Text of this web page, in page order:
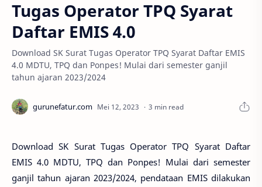
Tugas Operator TPQ Syarat
Daftar EMIS 4.0
Download SK Surat Tugas Operator TPQ Syarat Daftar EMIS
4.0 MDTU, TPQ dan Ponpes! Mulai dari semester ganjil
tahun ajaran 2023/2024
3 min read
Download SK Surat Tugas Operator TPQ Syarat Daftar
EMIS 4.0 MDTU, TPQ dan Ponpes! Mulai dari semester
ganjil tahun ajaran 2023/2024, pendataan EMIS dilakukan